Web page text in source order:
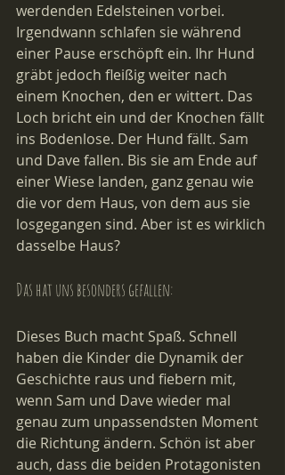
werdenden Edelsteinen vorbei.
Irgendwann schlafen sie während
einer Pause erschöpft ein. Ihr Hund
gräbt jedoch fleißig weiter nach
einem Knochen, den er wittert. Das
Loch bricht ein und der Knochen fällt
ins Bodenlose. Der Hund fällt. Sam
und Dave fallen. Bis sie am Ende auf
einer Wiese landen, ganz genau wie
die vor dem Haus, von dem aus sie
losgegangen sind. Aber ist es wirklich
dasselbe Haus?
Das hat uns besonders gefallen:
Dieses Buch macht Spaß. Schnell
haben die Kinder die Dynamik der
Geschichte raus und fiebern mit,
wenn Sam und Dave wieder mal
genau zum unpassendsten Moment
die Richtung ändern. Schön ist aber
auch, dass die beiden Protagonisten